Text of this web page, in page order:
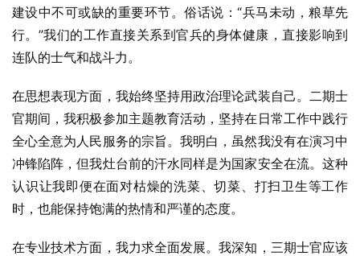
建设中不可或缺的重要环节。俗话说：“兵马未动，粮草先
行。”我们的工作直接关系到官兵的身体健康，直接影响到
连队的士气和战斗力。
在思想表现方面，我始终坚持用政治理论武装自己。二期士
官期间，我积极参加主题教育活动，坚持在日常工作中践行
全心全意为人民服务的宗旨。我明白，虽然我没有在演习中
冲锋陷阵，但我灶台前的汗水同样是为国家安全在流。这种
认识让我即便在面对枯燥的洗菜、切菜、打扫卫生等工作
时，也能保持饱满的热情和严谨的态度。
在专业技术方面，我力求全面发展。我深知，三期士官应该